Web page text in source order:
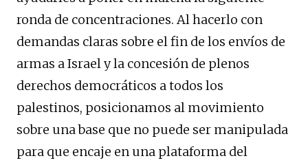
ronda de concentraciones. Al hacerlo con
demandas claras sobre el fin de los envíos de
armas a Israel y la concesión de plenos
derechos democráticos a todos los
palestinos, posicionamos al movimiento
sobre una base que no puede ser manipulada
para que encaje en una plataforma del